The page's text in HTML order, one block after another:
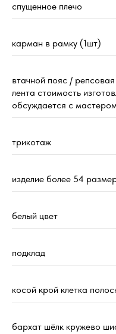
спущенное плечо
карман в рамку (1шт)
втачной пояс /
лента стоимость
обсуждается с
трикотаж
изделие более 54
белый цвет
подклад
косой крой клетка
бархат шёлк кружево